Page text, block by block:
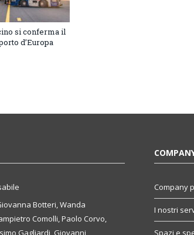
si conferma il
d’Europa
Botteri, Wanda
Comolli, Paolo Corvo,
Company
I nostri
Spazi e